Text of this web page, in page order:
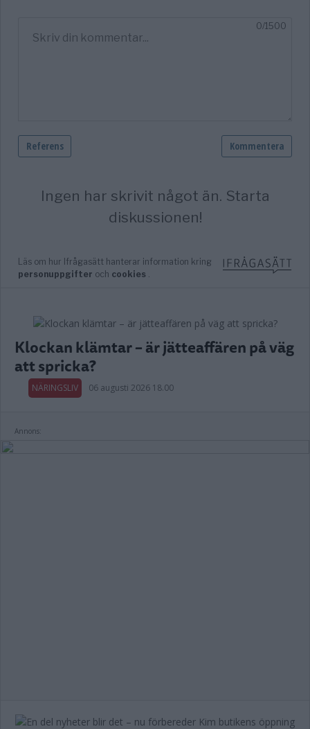
Klockan klämtar – är jätteaffären på väg
att spricka?
NÄRINGSLIV 06 augusti 2026 18.00
Annons: